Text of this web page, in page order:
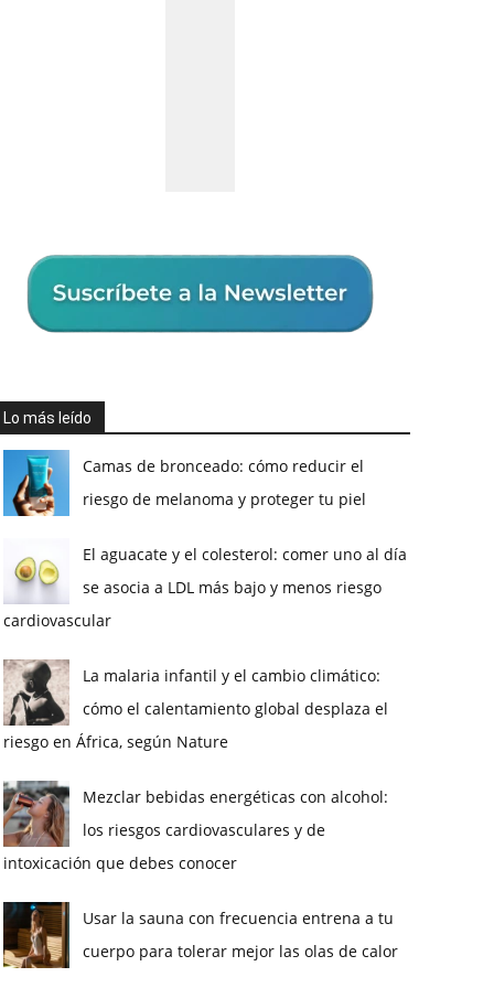
Lo más leído
Camas de bronceado: cómo reducir el
riesgo de melanoma y proteger tu piel
El aguacate y el colesterol: comer uno al día
se asocia a LDL más bajo y menos riesgo
cardiovascular
La malaria infantil y el cambio climático:
cómo el calentamiento global desplaza el
riesgo en África, según Nature
Mezclar bebidas energéticas con alcohol:
los riesgos cardiovasculares y de
intoxicación que debes conocer
Usar la sauna con frecuencia entrena a tu
cuerpo para tolerar mejor las olas de calor